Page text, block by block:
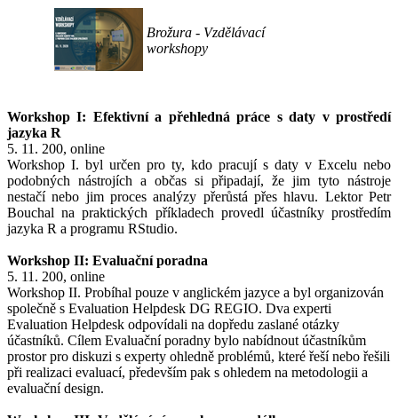
Brožura - Vzdělávací
workshopy
Workshop I: Efektivní a přehledná práce s daty v prostředí
jazyka R
5. 11. 200, online
Workshop I. byl určen pro ty, kdo pracují s daty v Excelu nebo
podobných nástrojích a občas si připadají, že jim tyto nástroje
nestačí nebo jim proces analýzy přerůstá přes hlavu. Lektor Petr
Bouchal na praktických příkladech provedl účastníky prostředím
jazyka R a programu RStudio.
Workshop II: Evaluační poradna
5. 11. 200, online
Workshop II. Probíhal pouze v anglickém jazyce a byl organizován
společně s Evaluation Helpdesk DG REGIO. Dva experti
Evaluation Helpdesk odpovídali na dopředu zaslané otázky
účastníků. Cílem Evaluační poradny bylo nabídnout účastníkům
prostor pro diskuzi s experty ohledně problémů, které řeší nebo řešili
při realizaci evaluací, především pak s ohledem na metodologii a
evaluační design.